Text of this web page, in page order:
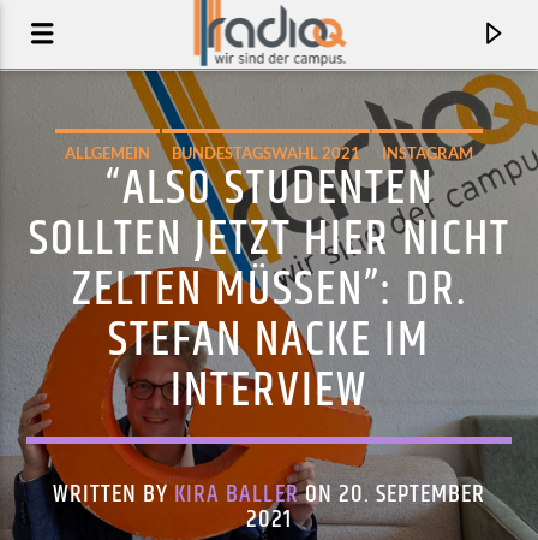
AKTUELLER TRACK
SHAKE YOUR HEAD YES
THE MYNABIRDS
ALLGEMEIN BUNDESTAGSWAHL 2021 INSTAGRAM
“ALSO STUDENTEN
SOLLTEN JETZT HIER NICHT
ZELTEN MÜSSEN”: DR.
STEFAN NACKE IM
INTERVIEW
WRITTEN BY KIRA BALLERON 20. SEPTEMBER
2021